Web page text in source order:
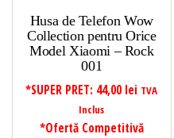
Husa de Telefon Wow
Collection pentru Orice
Model Xiaomi – Rock
001
*SUPER PRET: 44,00 lei TVA
Inclus
*Ofertă Competitivă